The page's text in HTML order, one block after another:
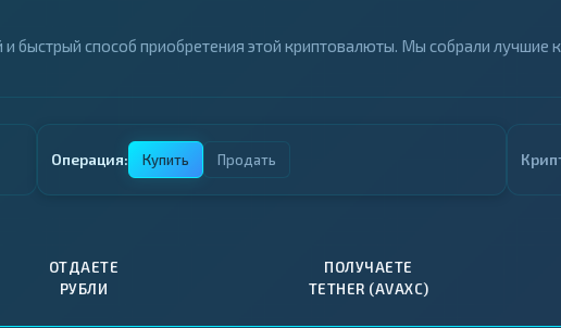
быстрый способ приобретения этой криптовалюты. Мы собрали лучшие
Операция: Купить Продать
ОТДАЕТЕ
РУБЛИ
ПОЛУЧАЕТЕ
TETHER (AVAXC)